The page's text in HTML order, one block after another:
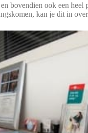
bovendien ook een
kan je dit in